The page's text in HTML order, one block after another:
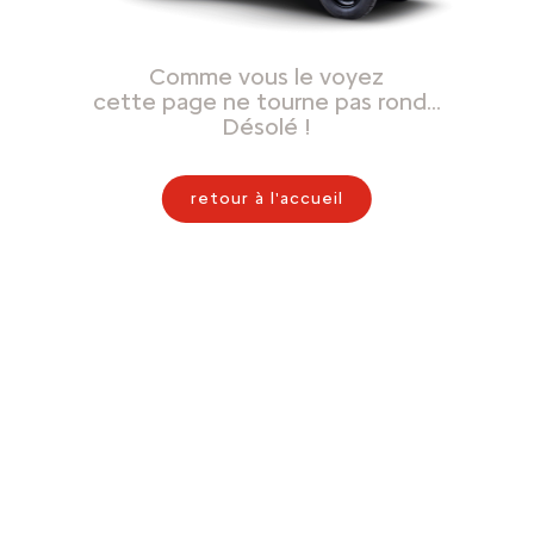
Comme vous le voyez
cette page ne tourne pas rond…
Désolé !
retour à l'accueil